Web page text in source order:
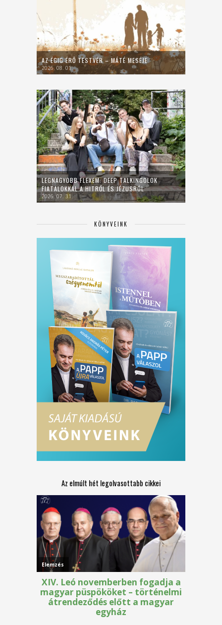
AZ ÉGIG ÉRŐ TESTVÉR – MÁTÉ MESÉJE
2026. 08. 01.
LEGNAGYOBB FLEXEM: DEEP TALKINGOLOK
FIATALOKKAL A HITRŐL ÉS JÉZUSRÓL
2026. 07. 31.
KÖNYVEINK
Az elmúlt hét legolvasottabb cikkei